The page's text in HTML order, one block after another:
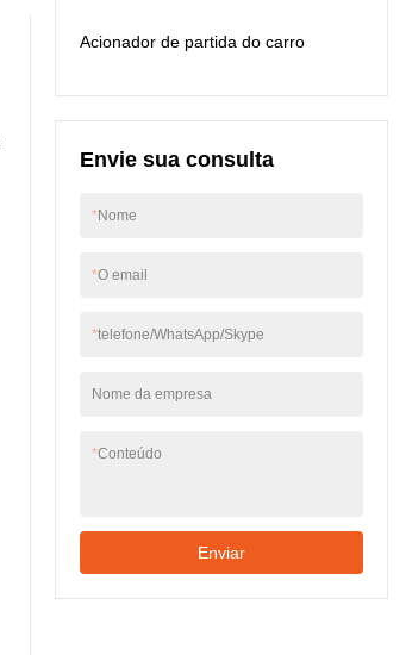
particularmente útil.
Acionador de partida do carro
Envie sua consulta
*Nome
*O email
*telefone/WhatsApp/Skype
Nome da empresa
*Conteúdo
Enviar